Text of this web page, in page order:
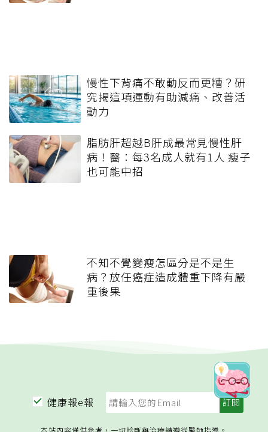
慢性下背痛不敢動反而更糟？研
究揭這項運動有助減痛、改善活
動力
脂肪肝超越B肝成最常見慢性肝
病！醫：每3名成人就有1人 瘦子
也可能中招
不知不覺變瘦怎區分是不是生
病？放任癌症造成體重下降有嚴
重後果
健康報e報
本站內容僅供參考，一切診斷與治療請遵從醫師指導。